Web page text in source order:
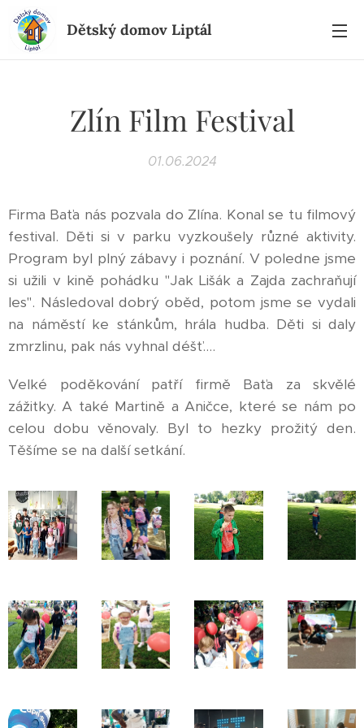
Dětský domov Liptál
Zlín Film Festival
01.06.2024
Firma Baťa nás pozvala do Zlína. Konal se tu filmový
festival. Děti si v parku vyzkoušely různé aktivity.
Program byl plný zábavy i poznání. V poledne jsme
si užili v kině pohádku "Jak Lišák a Zajda zachraňují
les". Následoval dobrý oběd, potom jsme se vydali
na náměstí ke stánkům, hrála hudba. Děti si daly
zmrzlinu, pak nás vyhnal déšť....
Velké poděkování patří firmě Baťa za skvělé
zážitky. A také Martině a Aničce, které se nám po
celou dobu věnovaly. Byl to hezky prožitý den.
Těšíme se na další setkání.